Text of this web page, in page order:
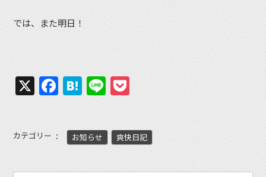
では、また明日！
X Facebook
Hatena
Line
カテゴリー お知らせ 爽快日記